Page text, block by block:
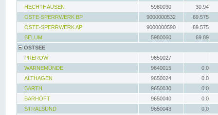
HECHTHAUSEN
5980030
30.94
OSTE-SPERRWERK BP
9000000532
69.575
OSTE-SPERRWERK AP
9000000590
69.575
BELUM
5980060
69.89
OSTSEE
PREROW
9650027
WARNEMÜNDE
9640015
0.0
ALTHAGEN
9650024
0.0
BARTH
9650030
0.0
BARHÖFT
9650040
0.0
STRALSUND
9650043
0.0